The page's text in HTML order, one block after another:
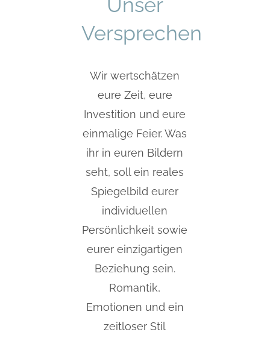
Versprechen
Wir wertschätzen
eure Zeit, eure
Investition und eure
einmalige Feier. Was
ihr in euren Bildern
seht, soll ein reales
Spiegelbild eurer
individuellen
Persönlichkeit sowie
eurer einzigartigen
Beziehung sein.
Romantik,
Emotionen und ein
zeitloser Stil